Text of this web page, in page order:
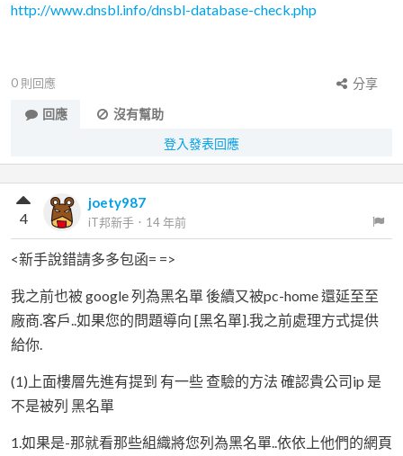
http://www.dnsbl.info/dnsbl-database-check.php
0 則回應
分享
回應
沒有幫助
登入發表回應
joety987
iT邦新手 ． 14 年前
4
<新手說錯請多多包函= =>
我之前也被 google 列為黑名單 後續又被pc-home 還延至至
廠商.客戶..如果您的問題導向 [黑名單].我之前處理方式提供
給你.
(1)上面樓層先進有提到 有一些 查驗的方法 確認貴公司ip 是
不是被列 黑名單
1.如果是-那就看那些組織將您列為黑名單..依依上他們的網頁